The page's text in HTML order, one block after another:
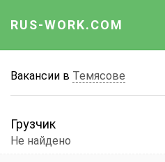
RUS-WORK.COM
Вакансии
Отрасли
Вакансии в Темясове
Грузчик
Не найдено